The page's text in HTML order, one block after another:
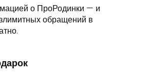
о ПроРодинки — и
обращений в